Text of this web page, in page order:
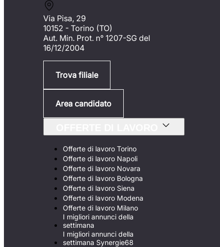
Via Pisa, 29
10152 - Torino (TO)
Aut. Min. Prot. n° 1207-SG del
16/12/2004
Trova filiale
Area candidato
Offerte di lavoro Torino
Offerte di lavoro Napoli
Offerte di lavoro Novara
Offerte di lavoro Bologna
Offerte di lavoro Siena
Offerte di lavoro Modena
Offerte di lavoro Milano
I migliori annunci della
settimana
I migliori annunci della
settimana Synergie68